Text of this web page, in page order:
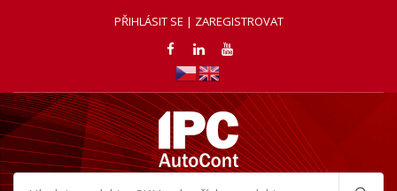
PŘIHLÁSIT SE | ZAREGISTROVAT